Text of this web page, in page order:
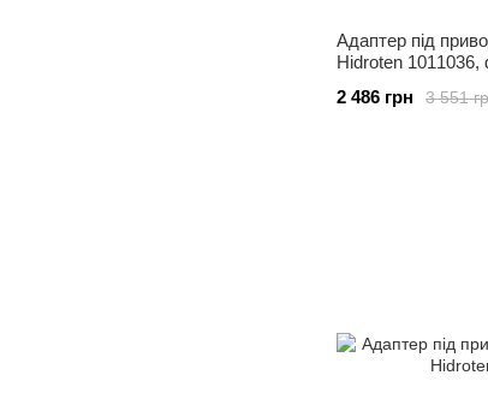
Адаптер під
Hidroten 1011036,
3 551
2 486 грн